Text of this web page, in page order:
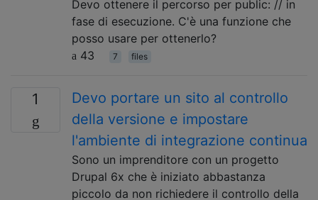
Devo ottenere il percorso per public: // in
fase di esecuzione. C'è una funzione che
posso usare per ottenerlo?
43
7 files
1
Devo portare un sito al controllo
della versione e impostare
l'ambiente di integrazione continua
Sono un imprenditore con un progetto
Drupal 6x che è iniziato abbastanza
piccolo da non richiedere il controllo della